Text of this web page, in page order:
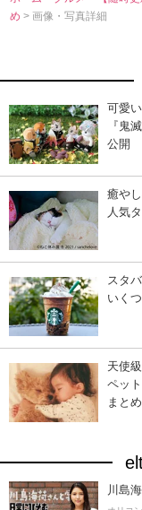
め> 画像・写真詳細
可愛
『鬼
公開
癒や
人気
スタ
いく
天使
ペッ
まとめ
川島